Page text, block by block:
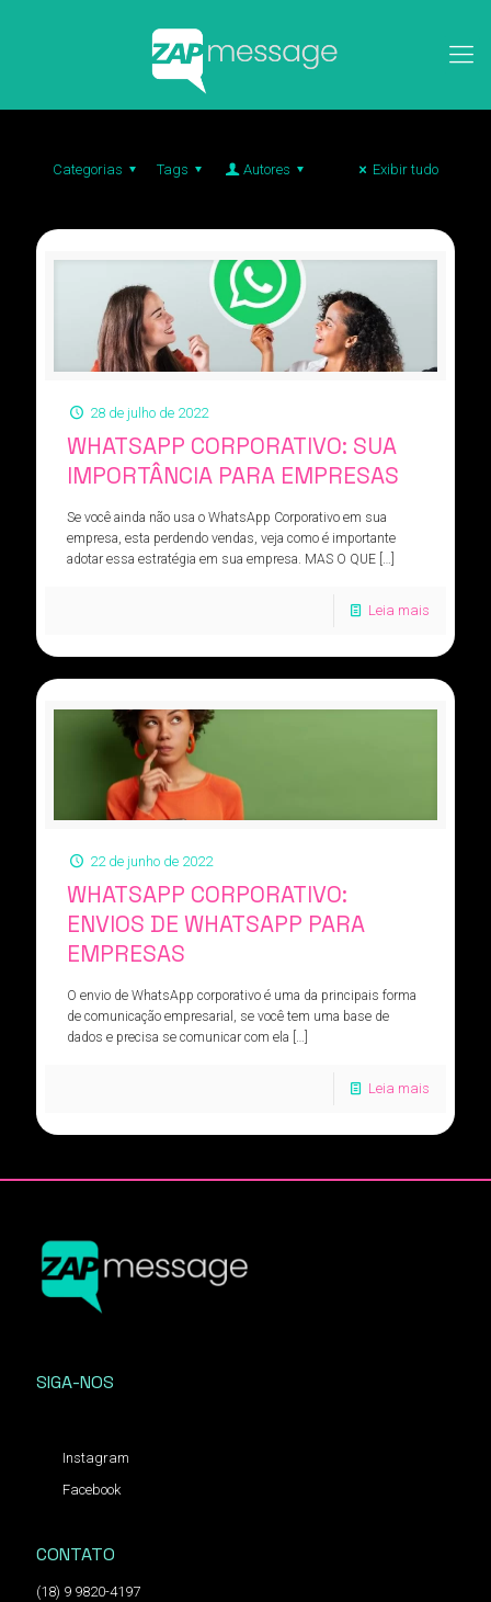
Categorias Tags Autores Exibir tudo
28 de julho de 2022
WHATSAPP CORPORATIVO: SUA
IMPORTÂNCIA PARA EMPRESAS
Se você ainda não usa o WhatsApp Corporativo em sua
empresa, esta perdendo vendas, veja como é importante
adotar essa estratégia em sua empresa. MAS O QUE[…]
Leia mais
22 de junho de 2022
WHATSAPP CORPORATIVO:
ENVIOS DE WHATSAPP PARA
EMPRESAS
O envio de WhatsApp corporativo é uma da principais forma
de comunicação empresarial, se você tem uma base de
dados e precisa se comunicar com ela […]
Leia mais
SIGA-NOS
Instagram
Facebook
CONTATO
(18) 9 9820-4197